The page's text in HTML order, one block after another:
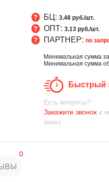
БЦ: 3.48 руб./шт.
ОПТ: 3.13 руб./шт.
ПАРТНЕР: по
Минимальная сумма
Минимальная сумма
Быстрый
Есть вопросы?
Закажите звоноки
заказ.
0